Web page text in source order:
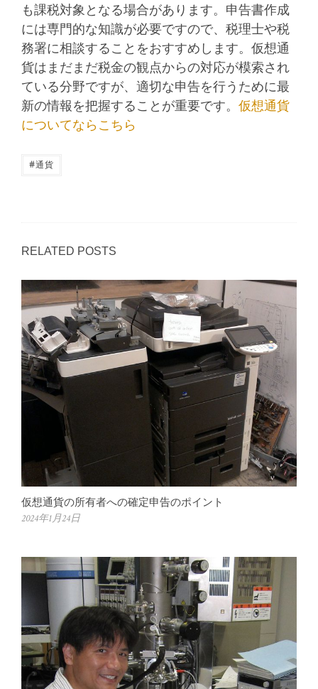
も課税対象となる場合があります。申告書作成
には専門的な知識が必要ですので、税理士や税
務署に相談することをおすすめします。仮想通
貨はまだまだ税金の観点からの対応が模索され
ている分野ですが、適切な申告を行うために最
新の情報を把握することが重要です。 仮想通貨
についてならこちら
#通貨
RELATED POSTS
仮想通貨の所有者への確定申告のポイント
2024年1月24日